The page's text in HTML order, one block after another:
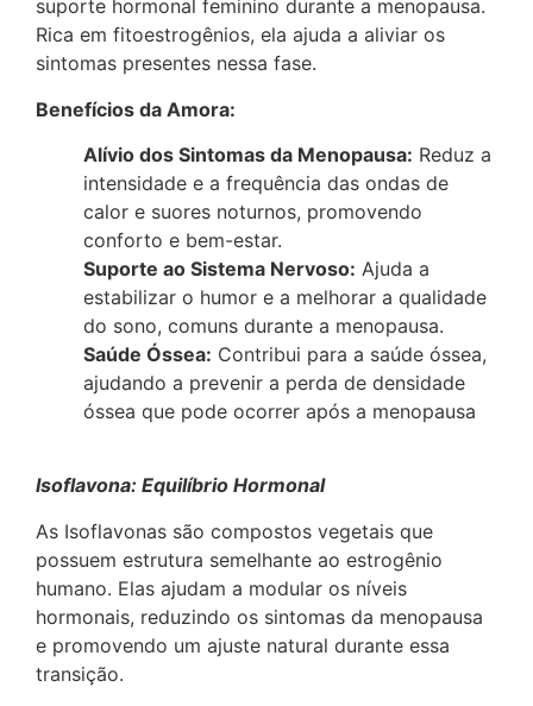
suporte hormonal feminino durante a menopausa.
Rica em fitoestrogênios, ela ajuda a aliviar os
sintomas presentes nessa fase.
Benefícios da Amora:
Alívio dos Sintomas da Menopausa: Reduz a
intensidade e a frequência das ondas de
calor e suores noturnos, promovendo
conforto e bem-estar.
Suporte ao Sistema Nervoso: Ajuda a
estabilizar o humor e a melhorar a qualidade
do sono, comuns durante a menopausa.
Saúde Óssea: Contribui para a saúde óssea,
ajudando a prevenir a perda de densidade
óssea que pode ocorrer após a menopausa
Isoflavona: Equilíbrio Hormonal
As Isoflavonas são compostos vegetais que
possuem estrutura semelhante ao estrogênio
humano. Elas ajudam a modular os níveis
hormonais, reduzindo os sintomas da menopausa
e promovendo um ajuste natural durante essa
transição.